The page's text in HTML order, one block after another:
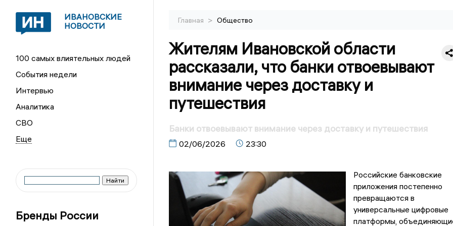
ИВАНОВСКИЕ
НОВОСТИ
100 самых влиятельных людей
События недели
Интервью
Аналитика
СВО
Бренды России
Главная > Общество
Жителям Ивановской области
рассказали, что банки отвоевывают
внимание через доставку и
путешествия
Банки отвоевывают внимание через доставку и путешествия
02/06/2026 23:30
Российские банковские
приложения постепенно
превращаются в
универсальные цифровые
платформы,